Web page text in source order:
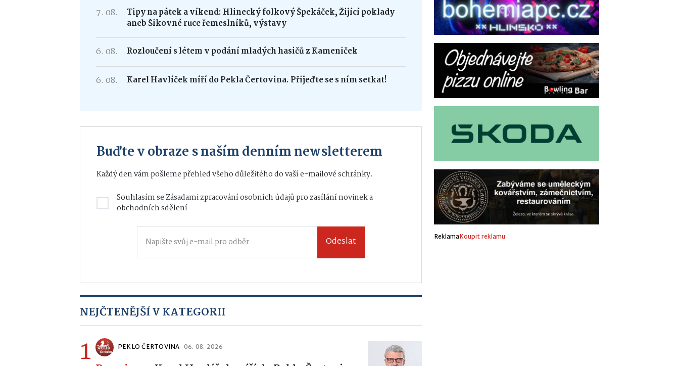
7. 08.
Tipy na pátek a víkend: Hlinecký folkový Špekáček, Žijící poklady
aneb Šikovné ruce řemeslníků, výstavy
6. 08. Rozloučení s létem v podání mladých hasičů z Kameniček
6. 08. Karel Havlíček míří do Pekla Čertovina. Přijeďte se s ním setkat!
Buďte v obraze s naším denním newsletterem
Každý den vám pošleme přehled všeho důležitého do vaší e-mailové schránky.
Souhlasím seZásadami zpracování osobních údajůpro zasílání novinek a
obchodních sdělení
Odeslat
NEJČTENĚJŠÍ V KATEGORII
1 PEKLO ČERTOVINA 06. 08. 2026
ReklamaKoupit reklamu